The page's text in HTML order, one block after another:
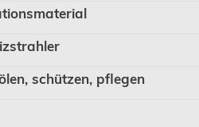
schützen, pflegen